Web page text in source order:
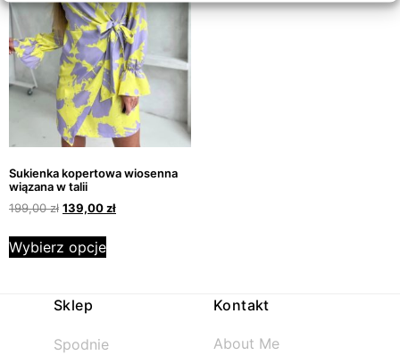
Sukienka kopertowa wiosenna
wiązana w talii
199,00zł 139,00zł
Wybierz opcje
Sklep
Spodnie
Kontakt
About Me